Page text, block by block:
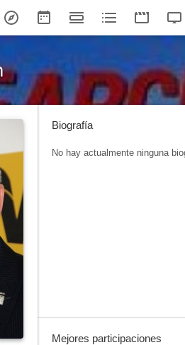
Biografía
No hay actualmente ninguna
Mejores participaciones